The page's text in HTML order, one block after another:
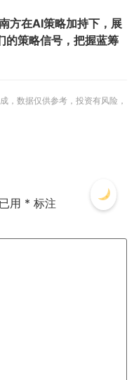
方在AI策略加持下，展
的策略信号，把握蓝筹
，数据仅供参考，投资有风险，
用 * 标注